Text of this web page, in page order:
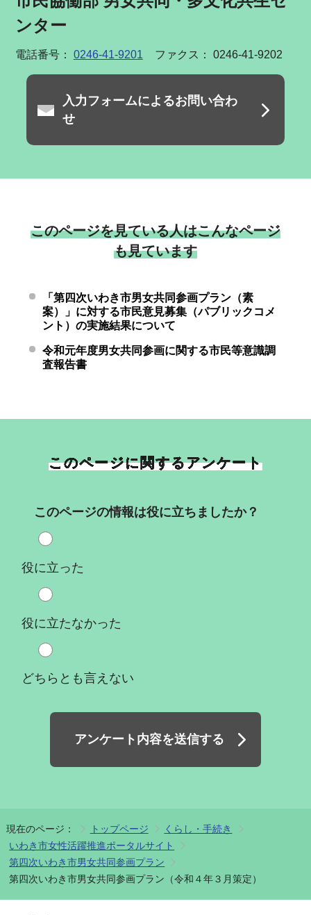
ンター
電話番号： 0246-41-9201 ファクス： 0246-41-9202
入力フォームによるお問い合わ
せ
このページを見ている人はこんなページ
も見ています
「第四次いわき市男女共同参画プラン（素
案）」に対する市民意見募集（パブリックコメ
ント）の実施結果について
令和元年度男女共同参画に関する市民等意識調
査報告書
このページに関するアンケート
このページの情報は役に立ちましたか？
役に立った
役に立たなかった
どちらとも言えない
アンケート内容を送信する
現在のページ： トップページ
くらし・手続き
いわき市女性活躍推進ポータルサイト
第四次いわき市男女共同参画プラン
第四次いわき市男女共同参画プラン（令和４年３月策定）